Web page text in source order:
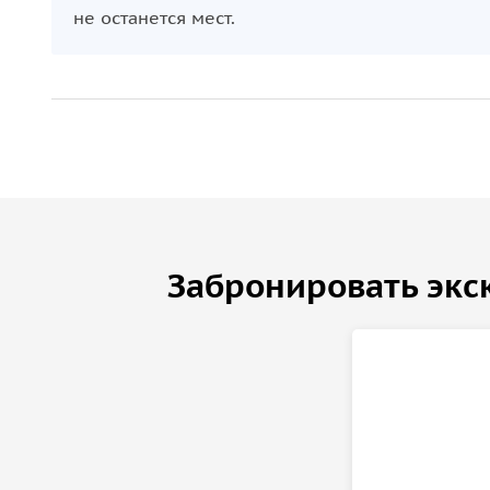
не останется мест.
Забронировать